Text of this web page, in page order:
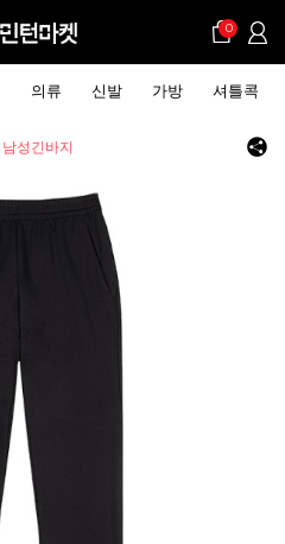
0
의류 신발 가방 셔틀콕
남성긴바지